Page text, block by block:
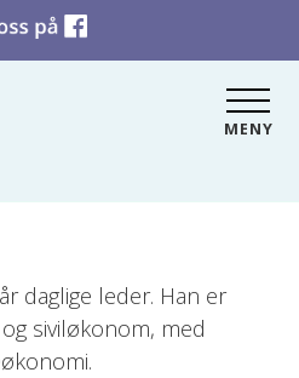
MENY
daglige leder. Han er
siviløkonom, med